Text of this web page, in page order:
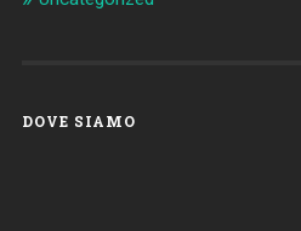
DOVE SIAMO